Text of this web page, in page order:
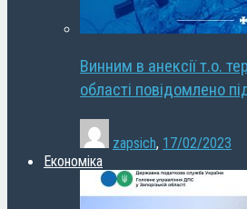
Винним в анексії т.о.
області повідомлено
zapsich, 17/02/2023
Економіка